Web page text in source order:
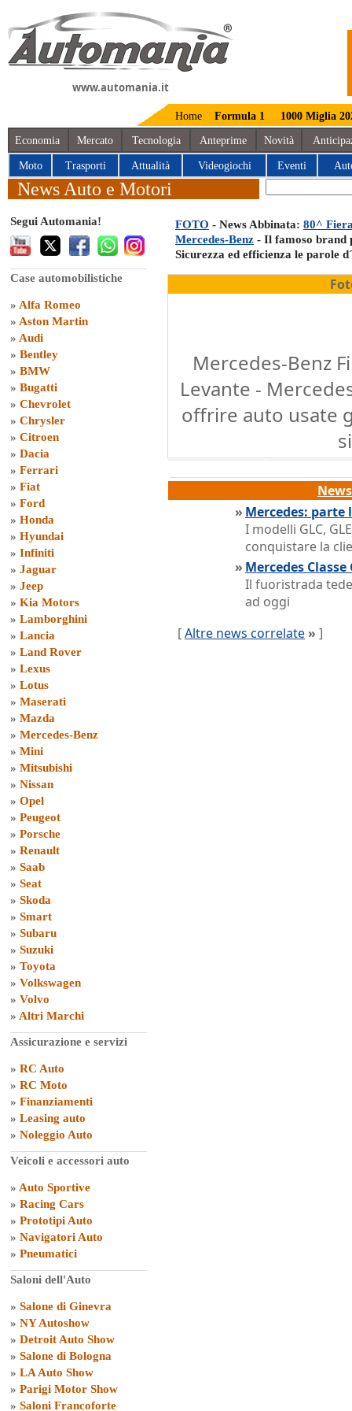
www.automania.it
Home Formula 1 1000 Miglia
Economia Mercato Tecnologia Anteprime Novità
Moto Trasporti Attualità Videogiochi Eventi
News Auto e Motori
Segui Automania!
Case automobilistiche
» Alfa Romeo
» Aston Martin
» Audi
» Bentley
» BMW
» Bugatti
» Chevrolet
» Chrysler
» Citroen
» Dacia
» Ferrari
» Fiat
» Ford
» Honda
» Hyundai
» Infiniti
» Jaguar
» Jeep
» Kia Motors
» Lamborghini
» Lancia
» Land Rover
» Lexus
» Lotus
» Maserati
» Mazda
» Mercedes-Benz
» Mini
» Mitsubishi
» Nissan
» Opel
» Peugeot
» Porsche
» Renault
» Saab
» Seat
» Skoda
» Smart
» Subaru
» Suzuki
» Toyota
» Volkswagen
» Volvo
» Altri Marchi
Assicurazione e servizi
» RC Auto
» RC Moto
» Finanziamenti
» Leasing auto
» Noleggio Auto
Veicoli e accessori auto
» Auto Sportive
» Racing Cars
» Prototipi Auto
» Navigatori Auto
» Pneumatici
Saloni dell'Auto
» Salone di Ginevra
» NY Autoshow
» Detroit Auto Show
» Salone di Bologna
» LA Auto Show
» Parigi Motor Show
» Saloni Francoforte
FOTO - News Abbinata: 80^
Mercedes-Benz - Il famoso brand
Sicurezza ed efficienza le parole
Mercedes-Benz
Levante -
offrire auto usate
» Mercedes: parte
I modelli GLC,
conquistare la
» Mercedes
Il fuoristrada
ad oggi
[Altre news correlate » ]